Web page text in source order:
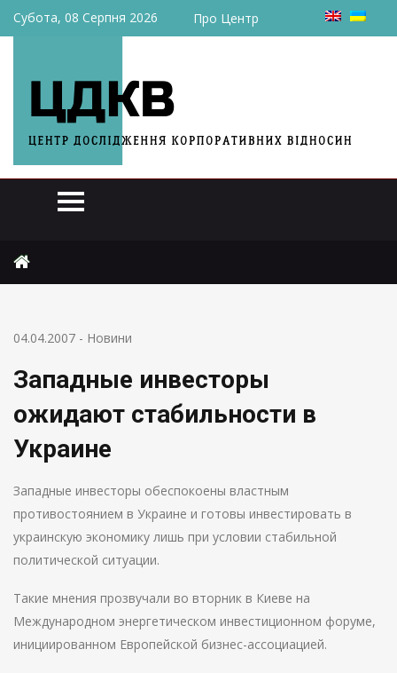
Субота, 08 Серпня 2026 Про Центр
Западные инвесторы ожидают стабильности в Украине
04.04.2007 - Новини
Западные инвесторы
ожидают стабильности в
Украине
Западные инвесторы обеспокоены властным
противостоянием в Украине и готовы инвестировать в
украинскую экономику лишь при условии стабильной
политической ситуации.
Такие мнения прозвучали во вторник в Киеве на
Международном энергетическом инвестиционном форуме,
инициированном Европейской бизнес-ассоциацией.